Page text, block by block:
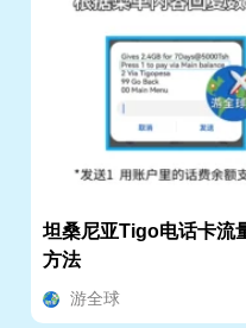
坦桑尼亚Tigo电话卡流
方法
游全球